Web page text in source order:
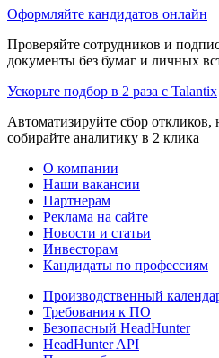
Оформляйте кандидатов онлайн
Проверяйте сотрудников и
документы без бумаг и личных
Ускорьте подбор в 2 раза с Talantix
Автоматизируйте сбор откликов,
собирайте аналитику в 2 клика
О компании
Наши вакансии
Партнерам
Реклама на сайте
Новости и статьи
Инвесторам
Кандидаты по профессиям
Производственный
Требования к ПО
Безопасный HeadHunter
HeadHunter API